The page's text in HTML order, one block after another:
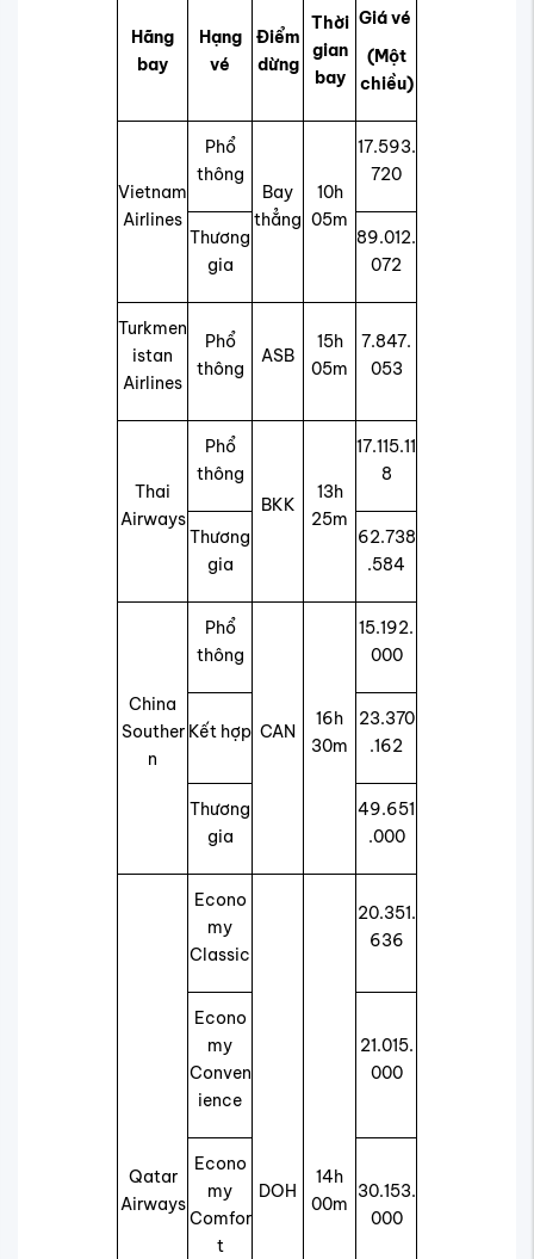
Hãng
bay
Hạng
vé
Điểm
dừng
Thời
gian
bay
Giá vé
(Một
chiều)
Vietnam
Airlines
Phổ
thông
Bay
thẳng
10h
05m
17.593.
720
Thương
gia
89.012.
072
Turkmen
istan
Airlines
Phổ
thông
ASB
15h
05m
7.847.
053
Thai
Airways
Phổ
thông
BKK
13h
25m
17.115.11
8
Thương
gia
62.738
.584
China
Souther
n
Phổ
thông
CAN
16h
30m
15.192.
000
Kết hợp
23.370
.162
Thương
gia
49.651
.000
Qatar
Airways
Econo
my
Classic
DOH
14h
00m
20.351.
636
Econo
my
Conven
ience
21.015.
000
Econo
my
Comfor
t
30.153.
000